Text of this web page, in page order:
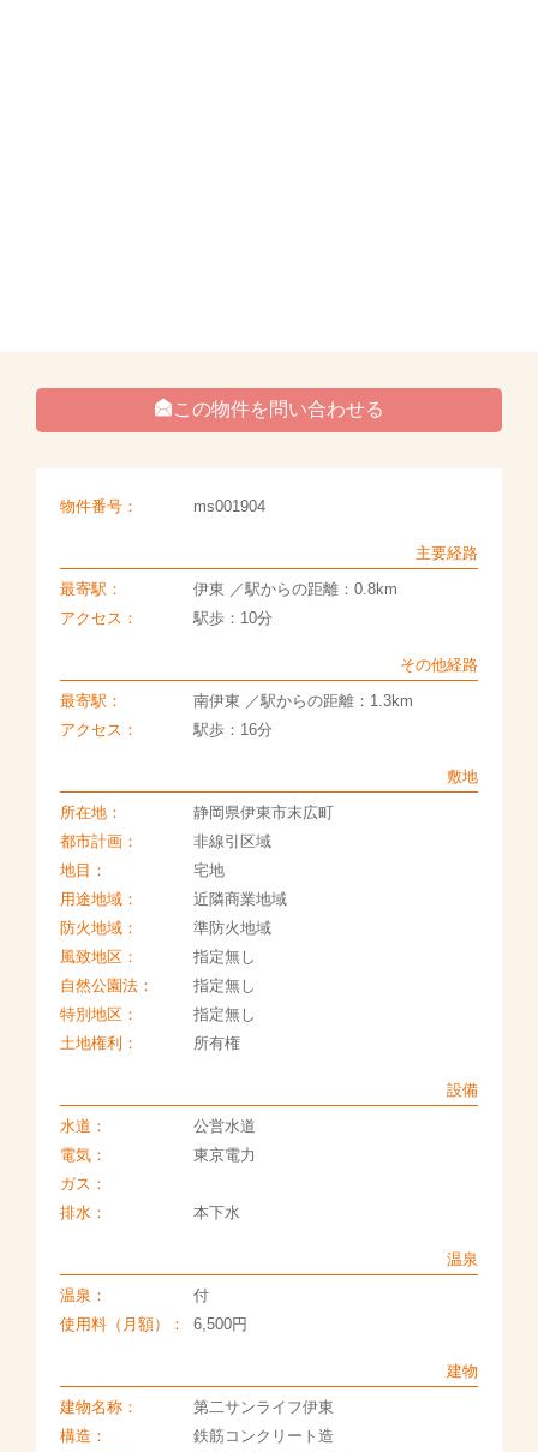
この物件を問い合わせる
物件番号： ms001904
主要経路
最寄駅：
伊東 ／駅からの距離：0.8km
アクセス：
駅歩：10分
その他経路
最寄駅：
南伊東 ／駅からの距離：1.3km
アクセス：
駅歩：16分
敷地
所在地：
静岡県伊東市末広町
都市計画：
非線引区域
地目：
宅地
用途地域：
近隣商業地域
防火地域：
準防火地域
風致地区：
指定無し
自然公園法：
指定無し
特別地区：
指定無し
土地権利：
所有権
設備
水道：
公営水道
電気：
東京電力
ガス：
排水：
本下水
温泉
温泉：
付
使用料（月額）：
6,500円
建物
建物名称：
第二サンライフ伊東
構造：
鉄筋コンクリート造